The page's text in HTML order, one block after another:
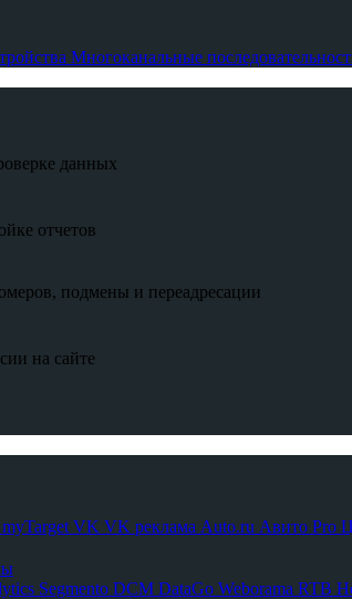
Многоканальные
данных
отчетов
подмены и переадресации
на сайте
myTarget VK VK реклама Auto.ru Авито Pro
Segmento DCM DataGo Weborama RTB